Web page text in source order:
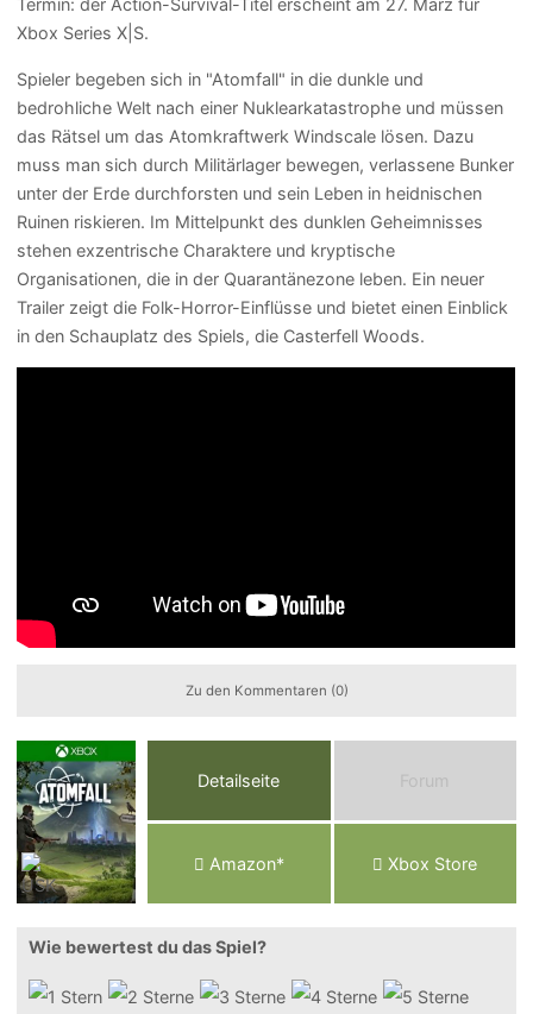
Termin: der Action-Survival-Titel erscheint am 27. März für
Xbox Series X|S.
Spieler begeben sich in "Atomfall" in die dunkle und
bedrohliche Welt nach einer Nuklearkatastrophe und müssen
das Rätsel um das Atomkraftwerk Windscale lösen. Dazu
muss man sich durch Militärlager bewegen, verlassene Bunker
unter der Erde durchforsten und sein Leben in heidnischen
Ruinen riskieren. Im Mittelpunkt des dunklen Geheimnisses
stehen exzentrische Charaktere und kryptische
Organisationen, die in der Quarantänezone leben. Ein neuer
Trailer zeigt die Folk-Horror-Einflüsse und bietet einen Einblick
in den Schauplatz des Spiels, die Casterfell Woods.
Zu den Kommentaren (0)
Detailseite Forum
Amazon* Xbox Store
Wie bewertest du das Spiel?